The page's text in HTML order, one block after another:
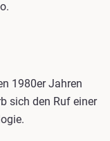
1980er Jahren
sich den Ruf einer